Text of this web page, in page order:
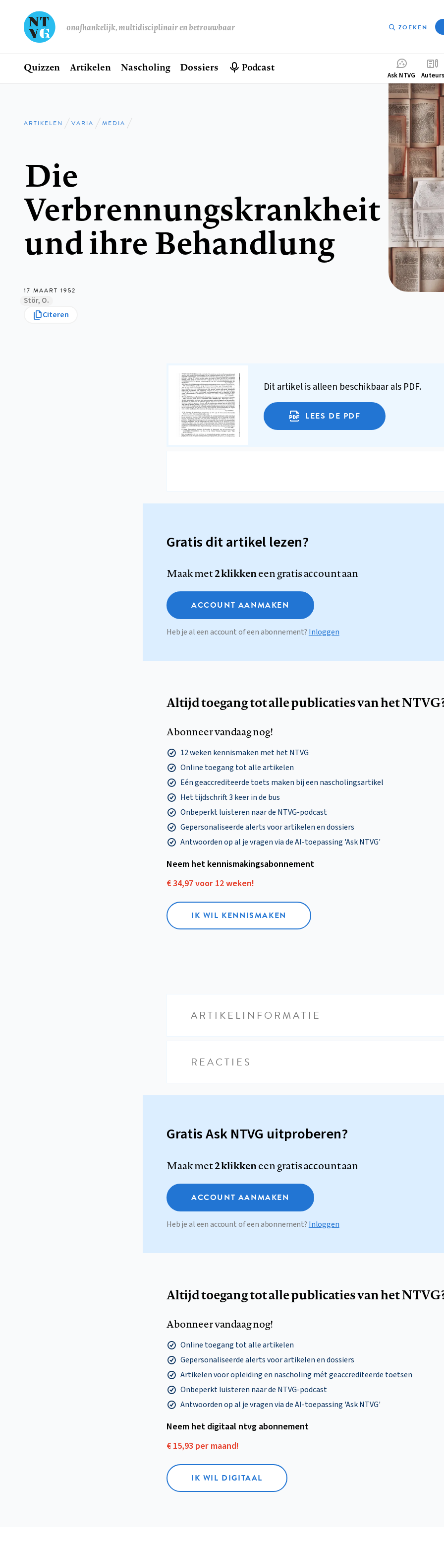
onafhankelijk, multidisciplinair en betrouwbaar ZOEKEN
Hoofdnavigatie
Home
Quizzen Artikelen Nascholing Dossiers Podcast
menu
Ask NTVG Auteurs
Kruimelpad
ARTIKELEN VARIA MEDIA
Die
Verbrennungskrankheit
und ihre Behandlung
17 MAART 1952
Stör, O.
Citeren
Dit artikel is alleen beschikbaar als PDF.
LEES DE PDF
Gratis dit artikel lezen?
Maak met2 klikkeneen gratis account aan
ACCOUNT AANMAKEN
Heb je al een account of een abonnement? Inloggen
Altijd toegang tot alle publicaties van het
Abonneer vandaag nog!
12 weken kennismaken met het NTVG
Online toegang tot alle artikelen
Eén geaccrediteerde toets maken bij een nascholingsartikel
Het tijdschrift 3 keer in de bus
Onbeperkt luisteren naar de NTVG-podcast
Gepersonaliseerde alerts voor artikelen en dossiers
Antwoorden op al je vragen via de AI-toepassing 'Ask NTVG'
Neem het kennismakings­abonnement
€ 34,97 voor 12 weken!
IK WIL KENNISMAKEN
ARTIKELINFORMATIE
REACTIES
Gratis Ask NTVG uitproberen?
Maak met2 klikkeneen gratis account aan
ACCOUNT AANMAKEN
Heb je al een account of een abonnement? Inloggen
Altijd toegang tot alle publicaties van het
Abonneer vandaag nog!
Online toegang tot alle artikelen
Gepersonaliseerde alerts voor artikelen en dossiers
Artikelen voor opleiding en nascholing mét geaccrediteerde toetsen
Onbeperkt luisteren naar de NTVG-podcast
Antwoorden op al je vragen via de AI-toepassing 'Ask NTVG'
Neem het digitaal ntvg abonnement
€ 15,93 per maand!
IK WIL DIGITAAL